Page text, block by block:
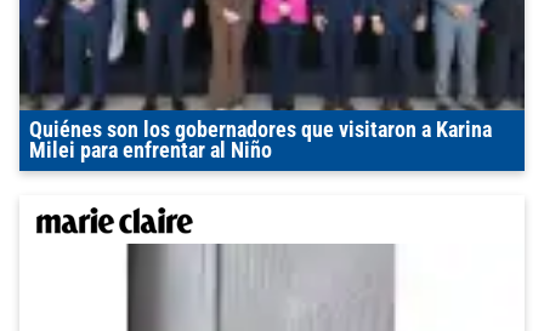
Quiénes son los gobernadores que visitaron a Karina
Milei para enfrentar al Niño